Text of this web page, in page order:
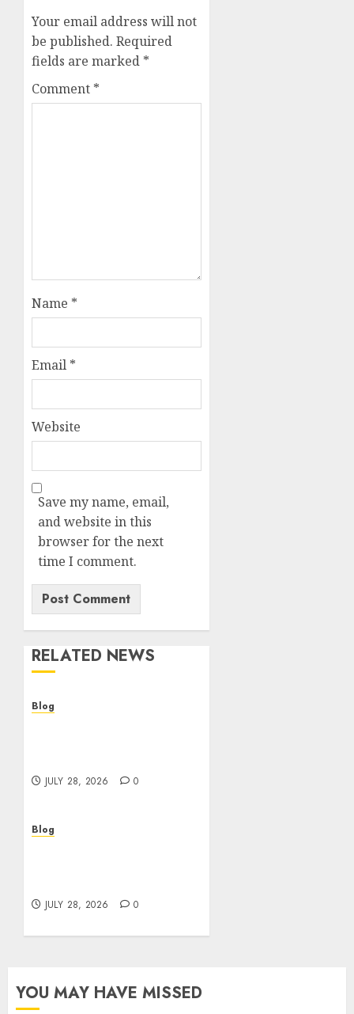
Your email address will not
be published. Required
fields are marked *
Comment *
Name *
Email *
Website
Save my name, email,
and website in this
browser for the next
time I comment.
RELATED NEWS
Blog
JULY 28, 2026 0
Blog
JULY 28, 2026 0
YOU MAY HAVE MISSED